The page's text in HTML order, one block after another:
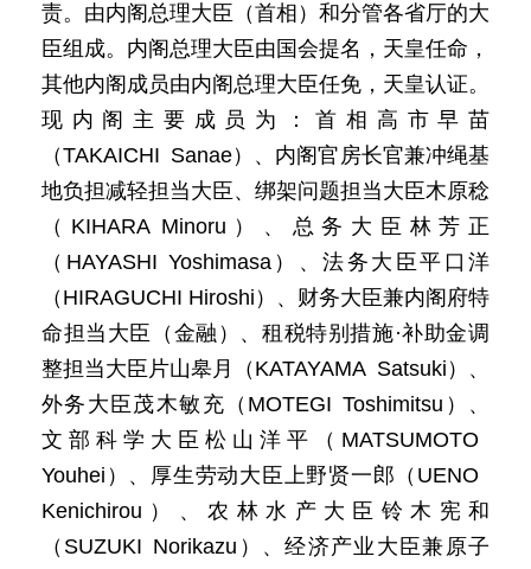
责。由内阁总理大臣（首相）和分管各省厅的大
臣组成。内阁总理大臣由国会提名，天皇任命，
其他内阁成员由内阁总理大臣任免，天皇认证。
现内阁主要成员为：首相高市早苗
（TAKAICHI Sanae）、内阁官房长官兼冲绳基
地负担减轻担当大臣、绑架问题担当大臣木原稔
（KIHARA Minoru）、总务大臣林芳正
（HAYASHI Yoshimasa）、法务大臣平口洋
（HIRAGUCHI Hiroshi）、财务大臣兼内阁府特
命担当大臣（金融）、租税特别措施·补助金调
整担当大臣片山皋月（KATAYAMA Satsuki）、
外务大臣茂木敏充（MOTEGI Toshimitsu）、
文部科学大臣松山洋平（MATSUMOTO
Youhei）、厚生劳动大臣上野贤一郎（UENO
Kenichirou）、农林水产大臣铃木宪和
（SUZUKI Norikazu）、经济产业大臣兼原子